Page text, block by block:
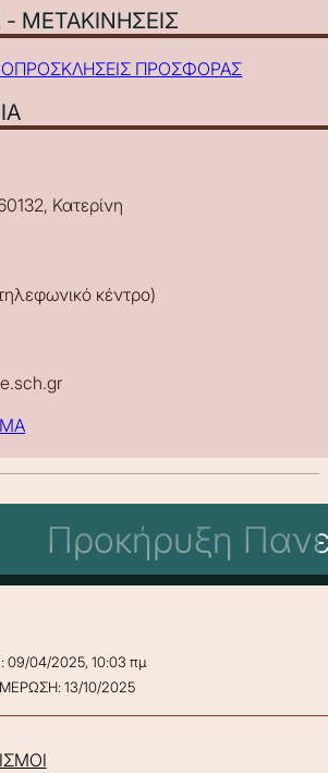
ΜΕΤΑΚΙΝΗΣΕΙΣ
ΠΡΟΣΚΛΗΣΕΙΣ ΠΡΟΣΦΟΡΑΣ
Κατερίνη
κέντρο)
Προκήρυξη
04/2025, 10:03 πμ
13/10/2025